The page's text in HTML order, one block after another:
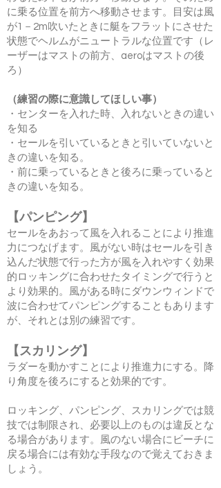
に乗る位置を前方へ移動させます。目安は風
が1－2m吹いたときに艇をフラットにさせた
状態でヘルムがニュートラルな位置です（レ
ーザーはマストの前方、aeroはマストの後
ろ）
（練習の際に意識してほしい事）
・センターを入れた時、入れないときの違い
を知る
・セールを引いているときと引いていないと
きの違いを知る。
・前に乗っているときと後ろに乗っていると
きの違いを知る。
【パンピング】
セールをあおって風を入れることにより推進
力につなげます。風がない時はセールを引き
込んだ状態で行った方が風を入れやすく効果
的ロッキングに合わせたタイミングで行うと
より効果的。風がある時にダウンウィンドで
波に合わせてパンピングすることもあります
が、それとは別の練習です。
【スカリング】
ラダーを動かすことにより推進力にする。降
り角度を後ろにすると効果的です。
ロッキング、パンピング、スカリングでは競
技では制限され、必要以上のものは違反とな
る場合があります。風のない場合にビーチに
戻る場合には有効な手段なので覚えておきま
しょう。